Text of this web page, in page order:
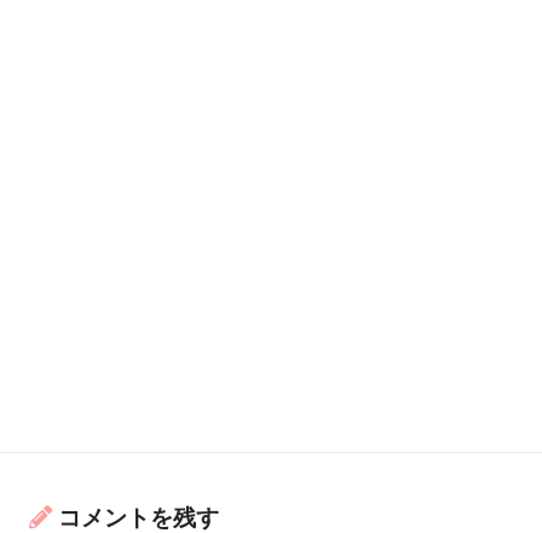
コメントを残す